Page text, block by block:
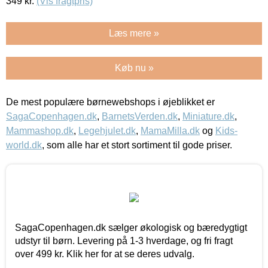
Læs mere »
Køb nu »
De mest populære børnewebshops i øjeblikket er
SagaCopenhagen.dk, BarnetsVerden.dk, Miniature.dk,
Mammashop.dk, Legehjulet.dk, MamaMilla.dk og Kids-
world.dk, som alle har et stort sortiment til gode priser.
SagaCopenhagen.dk sælger økologisk og bæredygtigt
udstyr til børn. Levering på 1-3 hverdage, og fri fragt
over 499 kr. Klik her for at se deres udvalg.